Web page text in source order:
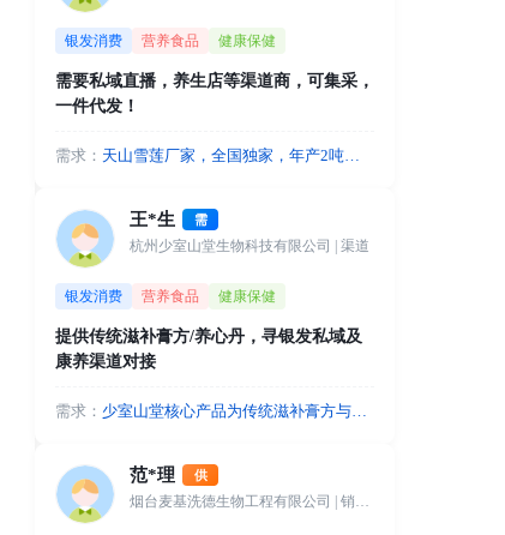
银发消费 营养食品 健康保健
需要私域直播，养生店等渠道商，可集采，
一件代发！
需求： 天山雪莲厂家，全国独家，年产2吨，
养生店等渠道商，可集采，一件代发！
王*生 需
杭州少室山堂生物科技有限公司 | 渠道
银发消费 营养食品 健康保健
提供传统滋补膏方/养心丹，寻银发私域及
康养渠道对接
需求： 少室山堂核心产品为传统滋补膏方与养
方：银发私域直播电商、视频号主、中
老年社群团长；线下渠道：老年大学、
范*理 供
烟台麦基洗德生物工程有限公司 | 销售总监